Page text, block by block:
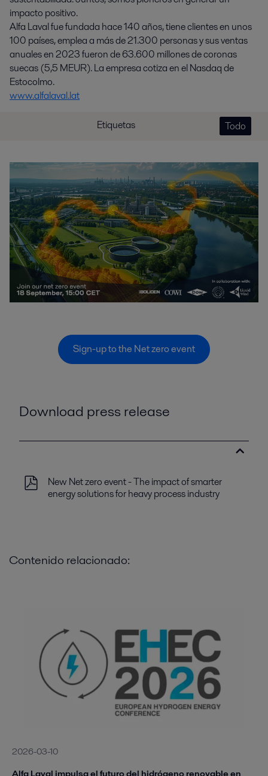
impacto positivo.
Alfa Laval fue fundada hace 140 años, tiene clientes en unos
100 países, emplea a más de 21.300 personas y sus ventas
anuales en 2023 fueron de 63.600 millones de coronas
suecas (5,5 MEUR). La empresa cotiza en el Nasdaq de
Estocolmo.
www.alfalaval.lat
Etiquetas Todo
Sign-up to the Net zero event
Download press release
New Net zero event - The impact of smarter
energy solutions for heavy process industry
Contenido relacionado:
2026-03-10
Alfa Laval impulsa el futuro del hidrógeno renovable en